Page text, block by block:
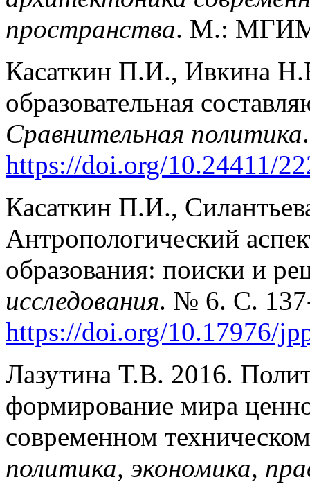
пространства. М.:
Касаткин П.И., Ивкина
образовательная
Сравнительная политика
https://doi.org/10.24411/
Касаткин П.И.,
Антропологический
образования: поиски и
исследования. № 6. С.
https://doi.org/10.17976/
Лазутина Т.В. 2016.
формирование мира
современном
политика, экономика,